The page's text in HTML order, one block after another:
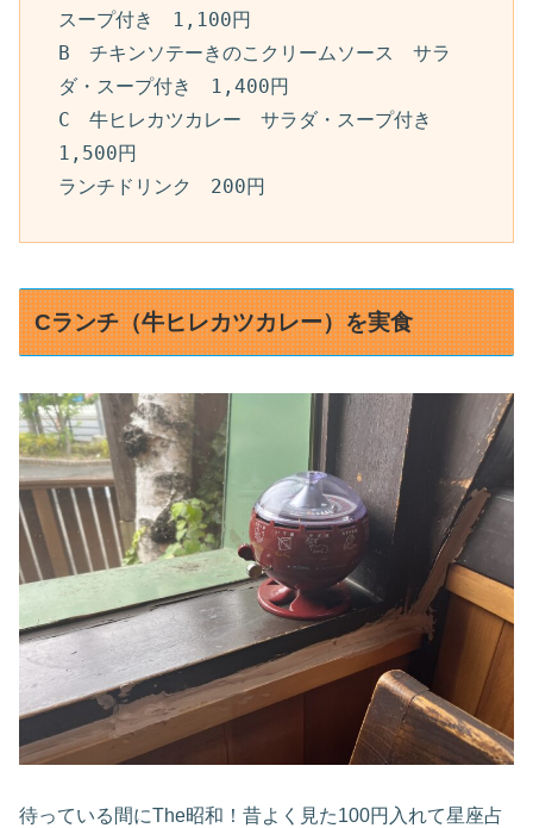
スープ付き　1,100円
B　チキンソテーきのこクリームソース　サラ
ダ・スープ付き　1,400円
C　牛ヒレカツカレー　サラダ・スープ付き
1,500円
ランチドリンク　200円
Cランチ（牛ヒレカツカレー）を実食
待っている間にThe昭和！昔よく見た100円入れて星座占